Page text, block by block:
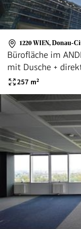
1220 WIEN, Donau-
Bürofläche im
mit Dusche +
257 m²